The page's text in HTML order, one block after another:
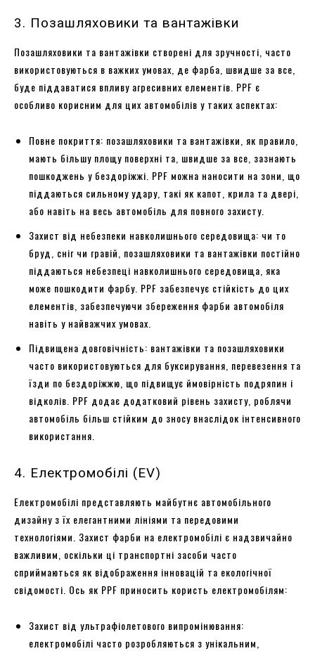
3. Позашляховики та вантажівки
Позашляховики та вантажівки створені для зручності, часто
використовуються в важких умовах, де фарба, швидше за все,
буде піддаватися впливу агресивних елементів. PPF є
особливо корисним для цих автомобілів у таких аспектах:
Повне покриття: позашляховики та вантажівки, як правило,
мають більшу площу поверхні та, швидше за все, зазнають
пошкоджень у бездоріжжі. PPF можна наносити на зони, що
піддаються сильному удару, такі як капот, крила та двері,
або навіть на весь автомобіль для повного захисту.
Захист від небезпеки навколишнього середовища: чи то
бруд, сніг чи гравій, позашляховики та вантажівки постійно
піддаються небезпеці навколишнього середовища, яка
може пошкодити фарбу. PPF забезпечує стійкість до цих
елементів, забезпечуючи збереження фарби автомобіля
навіть у найважчих умовах.
Підвищена довговічність: вантажівки та позашляховики
часто використовуються для буксирування, перевезення та
їзди по бездоріжжю, що підвищує ймовірність подряпин і
відколів. PPF додає додатковий рівень захисту, роблячи
автомобіль більш стійким до зносу внаслідок інтенсивного
використання.
4. Електромобілі (EV)
Електромобілі представляють майбутнє автомобільного
дизайну з їх елегантними лініями та передовими
технологіями. Захист фарби на електромобілі є надзвичайно
важливим, оскільки ці транспортні засоби часто
сприймаються як відображення інновацій та екологічної
свідомості. Ось як PPF приносить користь електромобілям:
Захист від ультрафіолетового випромінювання:
електромобілі часто розробляються з унікальним,